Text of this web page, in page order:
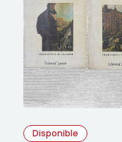
Disponible